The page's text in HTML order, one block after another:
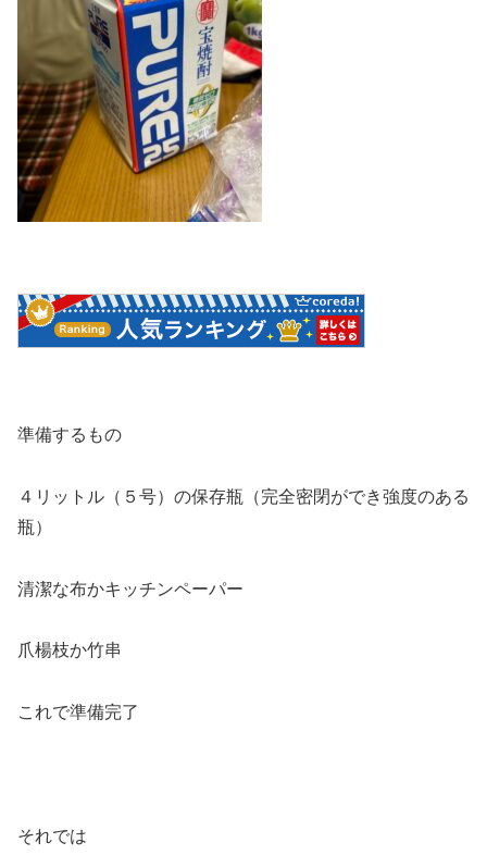
準備するもの
４リットル（５号）の保存瓶（完全密閉ができ強度のある
瓶）
清潔な布かキッチンペーパー
爪楊枝か竹串
これで準備完了
それでは